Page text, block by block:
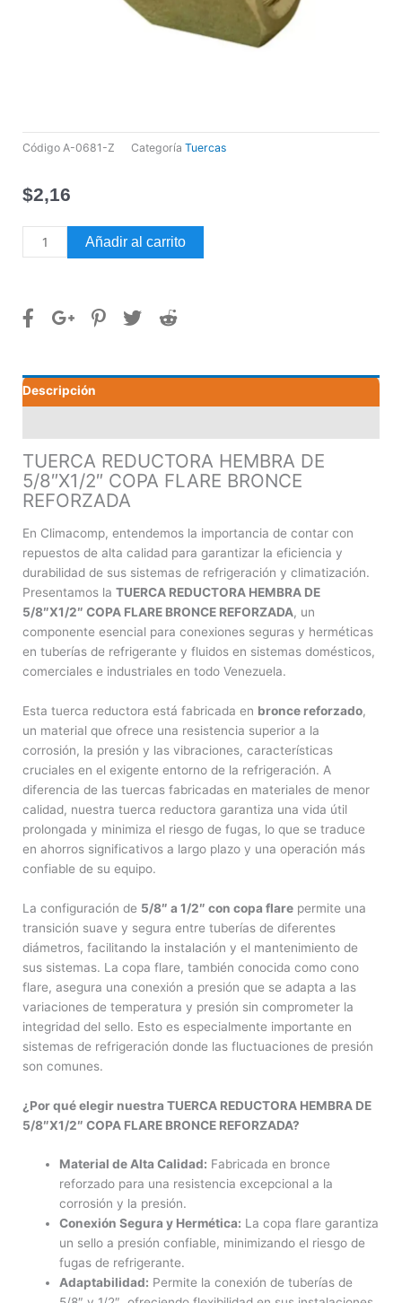
Código A-0681-Z Categoría Tuercas
$2,16
TUERCA
REDUCTORA
5/8"X1/2"
BRONCE
REFORZADA
Añadir al carrito
Descripción
TUERCA REDUCTORA HEMBRA DE
5/8″X1/2″ COPA FLARE BRONCE
REFORZADA
En Climacomp, entendemos la importancia de contar con
repuestos de alta calidad para garantizar la eficiencia y
durabilidad de sus sistemas de refrigeración y climatización.
Presentamos la TUERCA REDUCTORA HEMBRA DE
5/8″X1/2″ COPA FLARE BRONCE REFORZADA, un
componente esencial para conexiones seguras y herméticas
en tuberías de refrigerante y fluidos en sistemas domésticos,
comerciales e industriales en todo Venezuela.
Esta tuerca reductora está fabricada en bronce reforzado,
un material que ofrece una resistencia superior a la
corrosión, la presión y las vibraciones, características
cruciales en el exigente entorno de la refrigeración. A
diferencia de las tuercas fabricadas en materiales de menor
calidad, nuestra tuerca reductora garantiza una vida útil
prolongada y minimiza el riesgo de fugas, lo que se traduce
en ahorros significativos a largo plazo y una operación más
confiable de su equipo.
La configuración de 5/8″ a 1/2″ con copa flare permite una
transición suave y segura entre tuberías de diferentes
diámetros, facilitando la instalación y el mantenimiento de
sus sistemas. La copa flare, también conocida como cono
flare, asegura una conexión a presión que se adapta a las
variaciones de temperatura y presión sin comprometer la
integridad del sello. Esto es especialmente importante en
sistemas de refrigeración donde las fluctuaciones de presión
son comunes.
¿Por qué elegir nuestra TUERCA REDUCTORA HEMBRA DE
5/8″X1/2″ COPA FLARE BRONCE REFORZADA?
Material de Alta Calidad: Fabricada en bronce
reforzado para una resistencia excepcional a la
corrosión y la presión.
Conexión Segura y Hermética: La copa flare garantiza
un sello a presión confiable, minimizando el riesgo de
fugas de refrigerante.
Adaptabilidad: Permite la conexión de tuberías de